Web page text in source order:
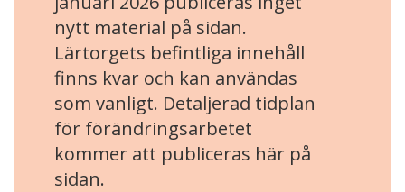
nytt material på sidan.
Lärtorgets befintliga innehåll
finns kvar och kan användas
som vanligt. Detaljerad tidplan
för förändringsarbetet
kommer att publiceras här på
sidan.